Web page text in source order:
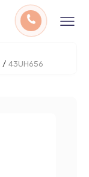
/ 43UH656